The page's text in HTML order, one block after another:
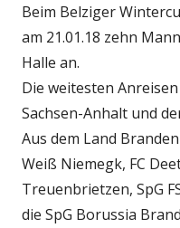
Beim Belziger
am 21.01.18 zehn
Halle an.
Die weitesten
Sachsen-Anhalt und
Aus dem Land
Weiß Niemegk, FC
Treuenbrietzen, SpG
die SpG Borussia